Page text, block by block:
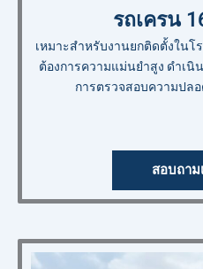
รถเครน
เหมาะสำหรับงานยกติดตั้งในโ
ต้องการความแม่นยำสูง ดำเ
การตรวจสอบความปล
สอบถาม